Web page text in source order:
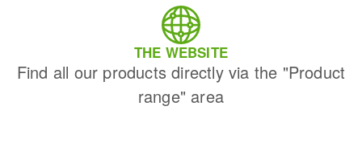
THE WEBSITE
Find all our products directly via the "Product
range" area